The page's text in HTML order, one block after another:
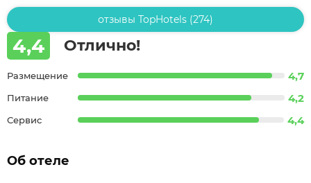
отзывы TopHotels (274)
4,4 Отлично!
Размещение 4,7
Питание 4,2
Сервис 4,4
Об отеле